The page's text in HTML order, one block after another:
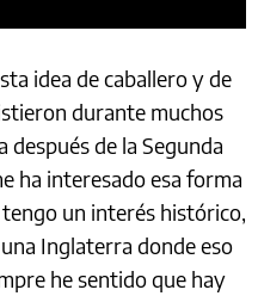
idea de caballero y de
durante muchos
después de la Segunda
ha interesado esa forma
un interés histórico,
Inglaterra donde eso
he sentido que hay